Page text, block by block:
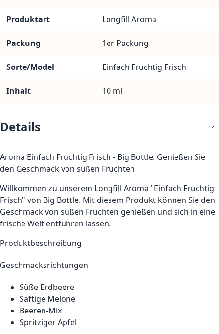
Produktart Longfill Aroma
Packung 1er Packung
Sorte/Model Einfach Fruchtig Frisch
Inhalt 10 ml
Details
Aroma Einfach Fruchtig Frisch - Big Bottle: Genießen Sie
den Geschmack von süßen Früchten
Willkommen zu unserem Longfill Aroma "Einfach Fruchtig
Frisch" von Big Bottle. Mit diesem Produkt können Sie den
Geschmack von süßen Früchten genießen und sich in eine
frische Welt entführen lassen.
Produktbeschreibung
Geschmacksrichtungen
Süße Erdbeere
Saftige Melone
Beeren-Mix
Spritziger Apfel